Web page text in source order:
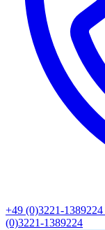
+49 (0)3221-1389224
(0)3221-1389224